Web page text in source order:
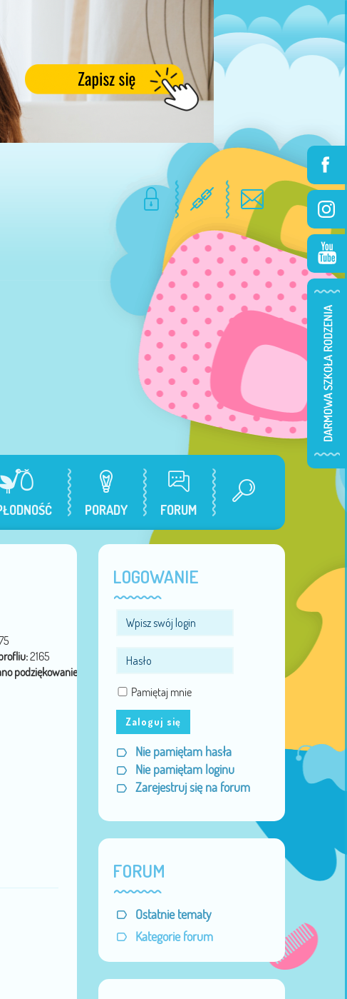
PORADY FORUM
2165
podziękowanie:
LOGOWANIE
Pamiętaj mnie
Zaloguj się
Nie pamiętam hasła
Nie pamiętam loginu
Zarejestruj się na forum
FORUM
Ostatnie tematy
Kategorie forum